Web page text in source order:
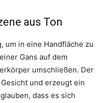
aus Ton
um in eine Handfläche zu
Gans auf dem
umschließen. Der
und erzeugt ein
dass es sich